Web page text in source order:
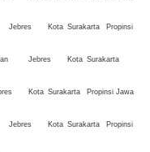
Jebres Kota Surakarta
Propinsi
Jebres Kota Surakarta
Kota Surakarta
Propinsi Jawa
Jebres Kota Surakarta
Propinsi